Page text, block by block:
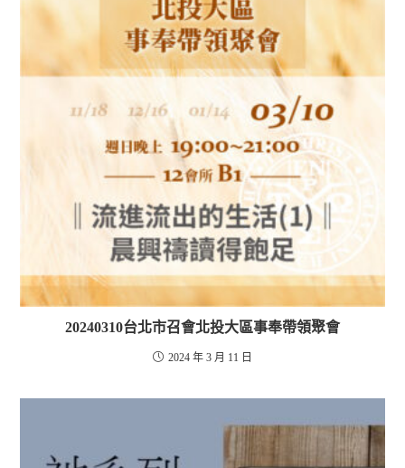
20240310台北市召會北投大區事奉帶領聚會
2024 年 3 月 11 日